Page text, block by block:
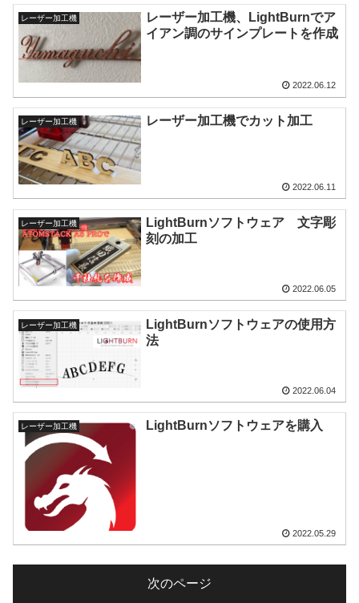
レーザー加工機
レーザー加工機、LightBurnでア
イアン調のサインプレートを作成
2022.06.12
レーザー加工機 レーザー加工機でカット加工
2022.06.11
レーザー加工機
LightBurnソフトウェア 文字彫
刻の加工
2022.06.05
レーザー加工機
LightBurnソフトウェアの使用方
法
2022.06.04
レーザー加工機 LightBurnソフトウェアを購入
2022.05.29
次のページ